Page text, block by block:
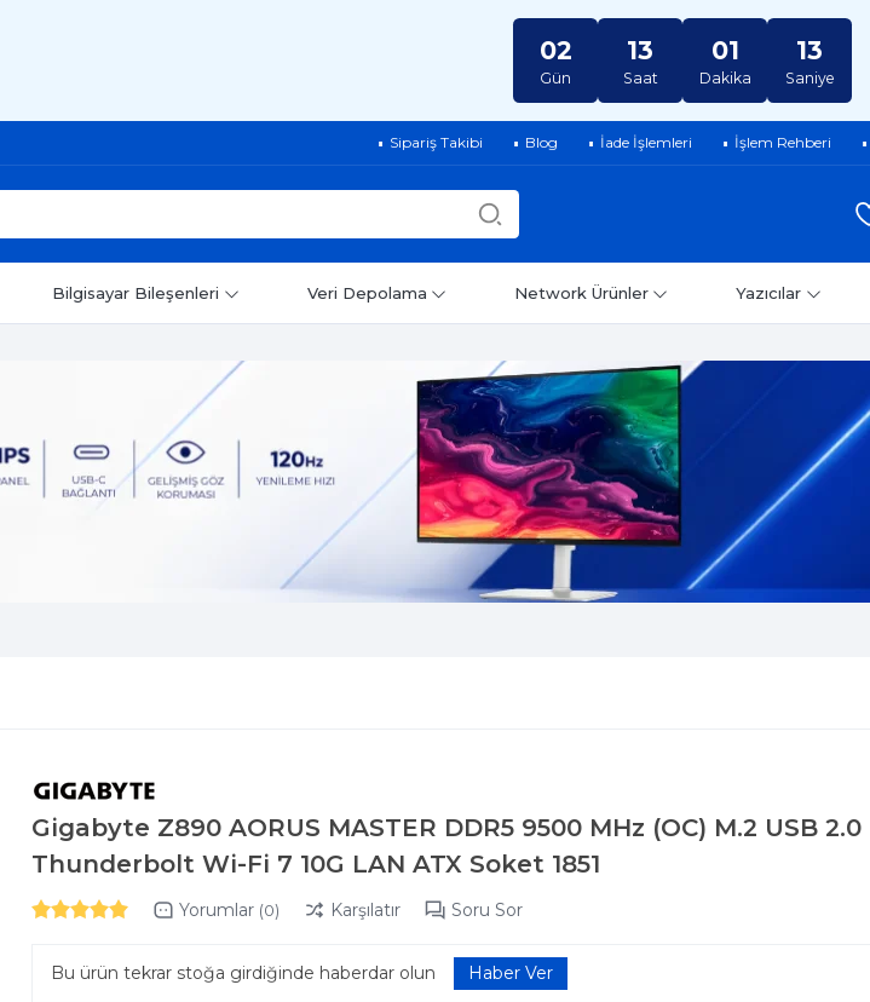
02
Gün
13
Saat
01
Dakika
12
Saniye
Sipariş Takibi Blog İade İşlemleri İşlem Rehberi
Bilgisayar Bileşenleri Veri Depolama Network Ürünler Yazıcılar
Gigabyte Z890 AORUS MASTER DDR5 9500 MHz (OC) M.2 USB 2.0
Thunderbolt Wi-Fi 7 10G LAN ATX Soket 1851
Yorumlar (0) Karşılatır Soru Sor
Bu ürün tekrar stoğa girdiğinde haberdar olun